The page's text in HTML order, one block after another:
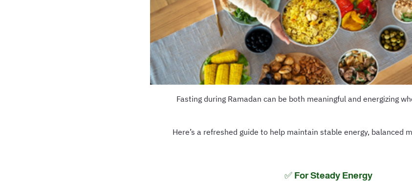
Fasting during Ramadan can be both meaningful and energizing
Here’s a refreshed guide to help maintain stable energy, balanced
For Steady Energy ✅